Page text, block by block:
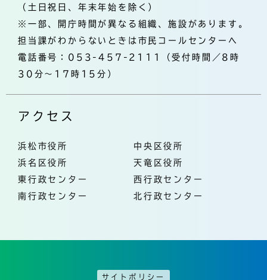
（土日祝日、年末年始を除く）
※一部、開庁時間が異なる組織、施設があります。
担当課がわからないときは市民コールセンターへ
電話番号：053-457-2111（受付時間／8時
30分～17時15分）
アクセス
浜松市役所
中央区役所
浜名区役所
天竜区役所
東行政センター
西行政センター
南行政センター
北行政センター
サイトポリシー